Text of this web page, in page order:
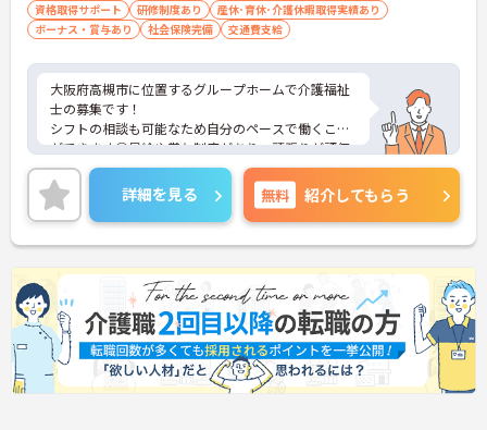
資格取得サポート 研修制度あり
産休･育休･介護休暇取得実績あり
ボーナス・賞与あり
社会保険完備 交通費支給
大阪府高槻市に位置するグループホームで介護福祉
士の募集です！
シフトの相談も可能なため自分のペースで働くこと
ができます◎昇給や賞与制度があり、頑張りが評価
されてしっかりと還元されます。さらに各種手当も
あるのは嬉しいポイントです◎資格取得支援制度も
あるため働きながら取得可能◎丁寧な研修とフォロ
ー体制で、ご自身のスキルアップもできます！
こちらの求人にご興味がございましたら面接のポイ
ントもお伝えしますので是非ご応募お待ちしており
ます。
詳細を見る 無料 紹介してもらう